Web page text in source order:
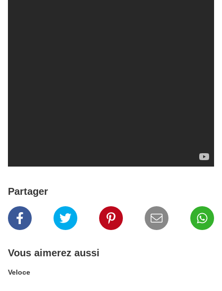
Partager
Vous aimerez aussi
Veloce